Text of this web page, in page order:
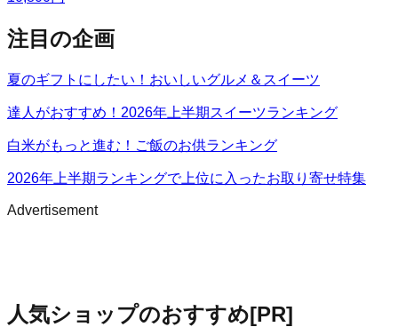
注目の企画
夏のギフトにしたい！おいしいグルメ＆スイーツ
達人がおすすめ！2026年上半期スイーツランキング
白米がもっと進む！ご飯のお供ランキング
2026年上半期ランキングで上位に入ったお取り寄せ特集
Advertisement
人気ショップのおすすめ[PR]